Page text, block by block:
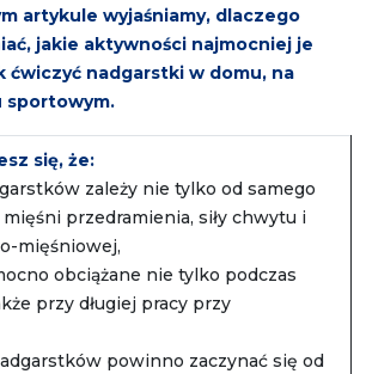
artykule wyjaśniamy, dlaczego
jakie aktywności najmocniej je
ćwiczyć nadgarstki w domu, na
sportowym.
się, że:
zależy nie tylko od samego
przedramienia, siły chwytu i
mięśniowej,
obciążane nie tylko podczas
przy długiej pracy przy
powinno zaczynać się od